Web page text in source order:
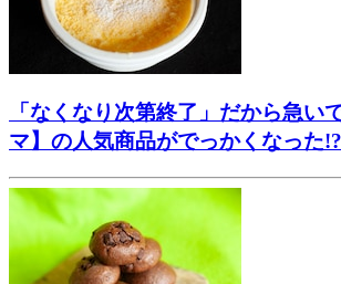
「なくなり次第終了」だから急い
マ】の人気商品がでっかくなった!?